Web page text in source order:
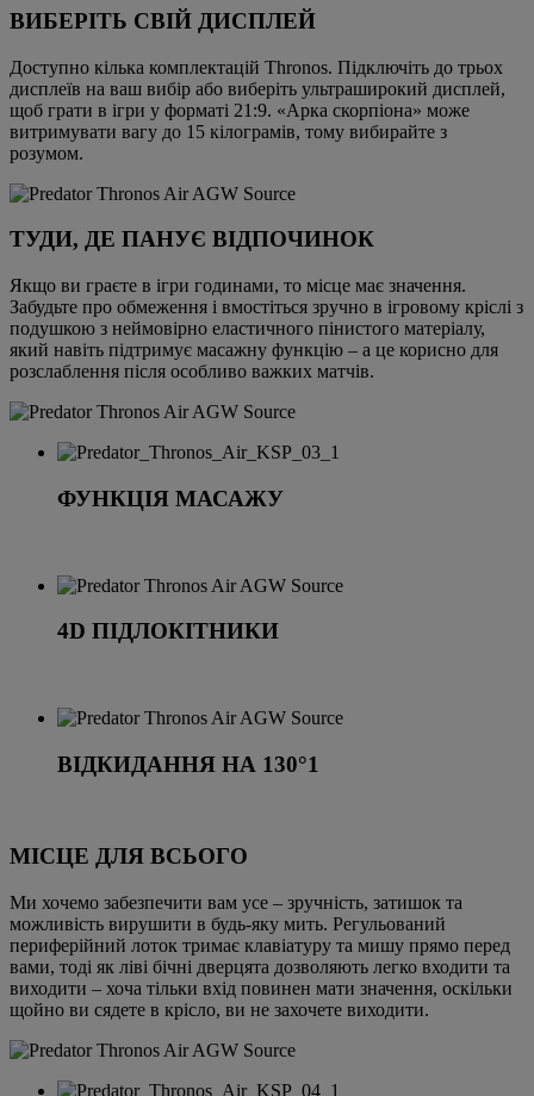
ВИБЕРІТЬ СВІЙ ДИСПЛЕЙ
Доступно кілька комплектацій Thronos. Підключіть до трьох
дисплеїв на ваш вибір або виберіть ультраширокий дисплей,
щоб грати в ігри у форматі 21:9. «Арка скорпіона» може
витримувати вагу до 15 кілограмів, тому вибирайте з
розумом.
ТУДИ, ДЕ ПАНУЄ ВІДПОЧИНОК
Якщо ви граєте в ігри годинами, то місце має значення.
Забудьте про обмеження і вмостіться зручно в ігровому кріслі з
подушкою з неймовірно еластичного пінистого матеріалу,
який навіть підтримує масажну функцію – а це корисно для
розслаблення після особливо важких матчів.
ФУНКЦІЯ МАСАЖУ
4D ПІДЛОКІТНИКИ
ВІДКИДАННЯ НА 130°1
МІСЦЕ ДЛЯ ВСЬОГО
Ми хочемо забезпечити вам усе – зручність, затишок та
можливість вирушити в будь-яку мить. Регульований
периферійний лоток тримає клавіатуру та мишу прямо перед
вами, тоді як ліві бічні дверцята дозволяють легко входити та
виходити – хоча тільки вхід повинен мати значення, оскільки
щойно ви сядете в крісло, ви не захочете виходити.